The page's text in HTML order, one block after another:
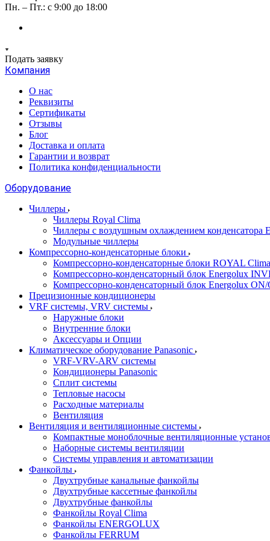
Пн. – Пт.: с 9:00 до 18:00
Подать заявку
Компания
О нас
Реквизиты
Сертификаты
Отзывы
Блог
Доставка и оплата
Гарантии и возврат
Политика конфиденциальности
Оборудование
Чиллеры
Чиллеры Royal Clima
Чиллеры с воздушным охлаждением конденсатора
Модульные чиллеры
Компрессорно-конденсаторные блоки
Компрессорно-конденсаторные блоки ROYAL Clima
Компрессорно-конденсаторный блок Energolux
Компрессорно-конденсаторный блок Energolux ON/
Прецизионные кондиционеры
VRF системы, VRV системы
Наружные блоки
Внутренние блоки
Аксессуары и Опции
Климатическое оборудование Panasonic
VRF-VRV-ARV системы
Кондиционеры Panasonic
Сплит системы
Тепловые насосы
Расходные материалы
Вентиляция
Вентиляция и вентиляционные системы
Компактные моноблочные вентиляционные
Наборные системы вентиляции
Системы управления и автоматизации
Фанкойлы
Двухтрубные канальные фанкойлы
Двухтрубные кассетные фанкойлы
Двухтрубные фанкойлы
Фанкойлы Royal Clima
Фанкойлы ENERGOLUX
Фанкойлы FERRUM